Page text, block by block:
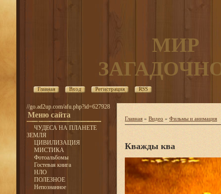
МИР
Главная Вход Регистрация RSS
//go.ad2up.com/afu.php?id=627928
Меню сайта
ЧУДЕСА НА ПЛАНЕТЕ
ЗЕМЛЯ
ЦИВИЛИЗАЦИЯ
МИСТИКА
Фотоальбомы
Гостевая книга
НЛО
ПОЛЕЗНОЕ
Непознанное
Главная » Видео » Фильмы и анимация
Кважды ква